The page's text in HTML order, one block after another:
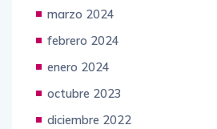
marzo 2024
febrero 2024
enero 2024
octubre 2023
diciembre 2022